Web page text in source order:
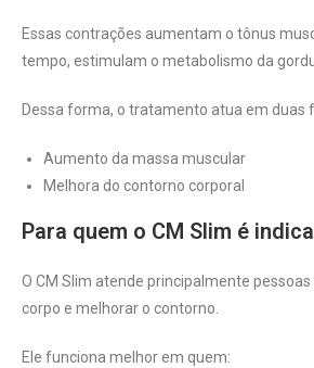
Essas contrações aumentam o tônus
tempo, estimulam o metabolismo da
Dessa forma, o tratamento atua em duas
Aumento da massa muscular
Melhora do contorno corporal
Para quem o CM Slim é
O CM Slim atende principalmente
corpo e melhorar o contorno.
Ele funciona melhor em quem: